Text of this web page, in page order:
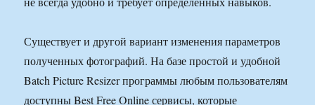
Существует и другой вариант изменения параметров
полученных фотографий. На базе простой и удобной
Batch Picture Resizer программы любым пользователям
доступны Best Free Online сервисы, которые